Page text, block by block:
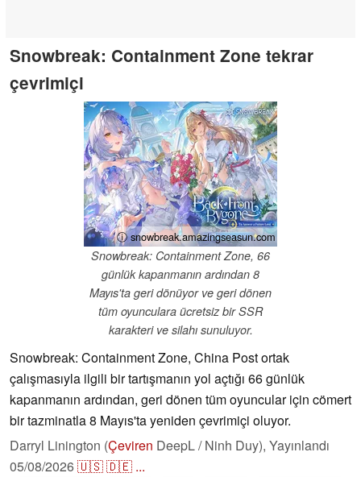
Snowbreak: Containment Zone tekrar
çevrimiçi
ⓘ snowbreak.amazingseasun.com
Snowbreak: Containment Zone, 66
günlük kapanmanın ardından 8
Mayıs'ta geri dönüyor ve geri dönen
tüm oyunculara ücretsiz bir SSR
karakteri ve silahı sunuluyor.
Snowbreak: Containment Zone, China Post ortak
çalışmasıyla ilgili bir tartışmanın yol açtığı 66 günlük
kapanmanın ardından, geri dönen tüm oyuncular için cömert
bir tazminatla 8 Mayıs'ta yeniden çevrimiçi oluyor.
Darryl Linington (Çeviren DeepL / Ninh Duy), Yayınlandı
05/08/2026🇺🇸🇩🇪 ...